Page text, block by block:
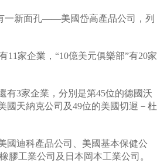
新面孔——美國岱高產品公司，列
11家企業，“10億美元俱樂部”有20家
有3家企業，分別是第45位的德國沃
國天納克公司及49位的美國切遲－杜
國迪科產品公司、美國基本保健公
膠工業公司及日本岡本工業公司。